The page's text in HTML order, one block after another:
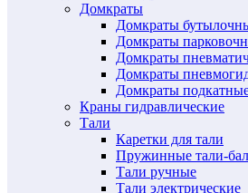
Домкраты
Домкраты
Домкраты
Домкраты
Домкраты
Домкраты
Краны гидравлические
Тали
Каретки для тали
Пружинные тали-
Тали ручные
Тали электрические